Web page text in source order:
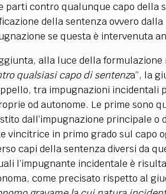
parti contro qualunque capo della
della sentenza ovvero
se questa è intervenuta
alla luce della
qualsiasi capo di sentenza”, la
tra impugnazioni incidentali
od autonome. Le prime sono
dall’impugnazione principale o
vincitrice in primo grado sul capo
capi della sentenza diversi da
l’impugnante incidentale è
come precisato rispetto al